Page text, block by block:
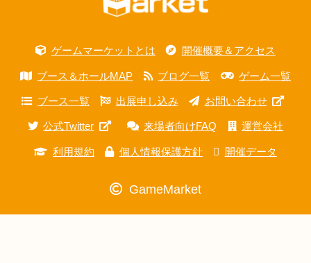
ゲームマーケットとは 開催概要＆アクセス
ブース＆ホールMAP ブログ一覧 ゲーム一覧
ブース一覧 出展申し込み お問い合わせ
公式Twitter 来場者向けFAQ 運営会社
利用規約 個人情報保護方針 開催データ
GameMarket